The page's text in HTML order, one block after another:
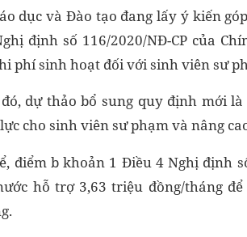
dục và Đào tạo đang lấy ý kiến
định số 116/2020/NĐ-CP của
phí sinh hoạt đối với sinh viên sư
dự thảo bổ sung quy định mới
cho sinh viên sư phạm và nâng
điểm b khoản 1 Điều 4 Nghị định
hỗ trợ 3,63 triệu đồng/tháng